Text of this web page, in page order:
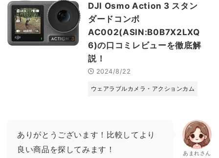
DJI Osmo Action 3 スタン
ダードコンボ
AC002(ASIN:B0B7X2LXQ
6)の口コミレビューを徹底解
説！
2024/8/22
ウェアラブルカメラ・アクションカム
ありがとうございます！比較してより
良い商品を探してみます！
あまれさん